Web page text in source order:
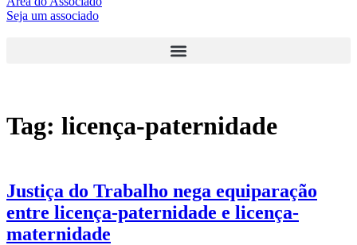
Seja um associado
Tag: licença-paternidade
Justiça do Trabalho nega equiparação
entre licença-paternidade e licença-
maternidade